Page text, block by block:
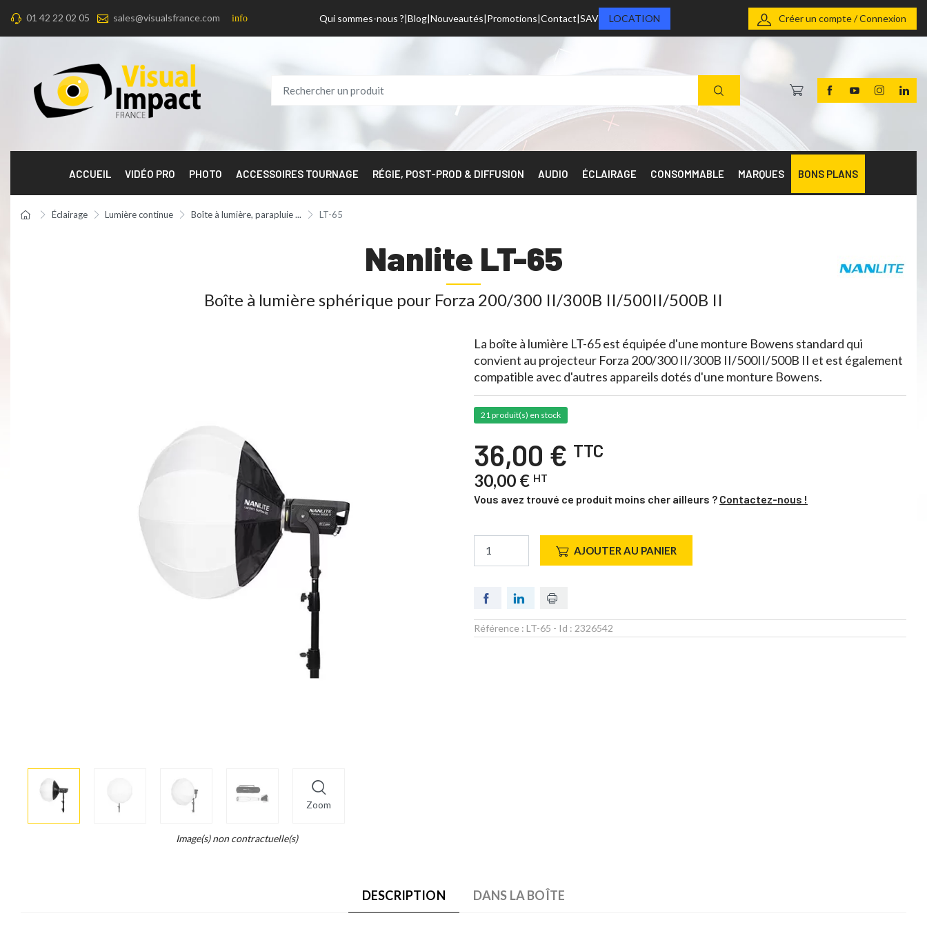
01 42 22 02 05 sales@visualsfrance.com info Qui sommes-nous ? Blog Nouveautés Promotions Contact SAV LOCATION Créer un compte / Connexion
ACCUEIL VIDÉO PRO PHOTO ACCESSOIRES TOURNAGE RÉGIE, POST-PROD & DIFFUSION AUDIO ÉCLAIRAGE CONSOMMABLE MARQUES BONS PLANS
Éclairage Lumière continue Boîte à lumière, parapluie ... LT-65
Nanlite LT-65
Boîte à lumière sphérique pour Forza 200/300 II/300B II/500II/500B II
Zoom
More
info
Image(s) non contractuelle(s)
La boîte à lumière LT-65 est équipée d'une monture Bowens standard qui
convient au projecteur Forza 200/300 II/300B II/500II/500B II et est également
compatible avec d'autres appareils dotés d'une monture Bowens.
21 produit(s) en stock
36,00 € TTC
30,00 € HT
Vous avez trouvé ce produit moins cher ailleurs ? Contactez-nous !
AJOUTER AU PANIER
Référence : LT-65 - Id : 2326542
DESCRIPTION DANS LA BOÎTE